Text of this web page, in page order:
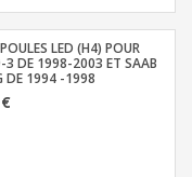
LED (H4) POUR
3 DE 1998-2003 ET SAAB
DE 1994 -1998